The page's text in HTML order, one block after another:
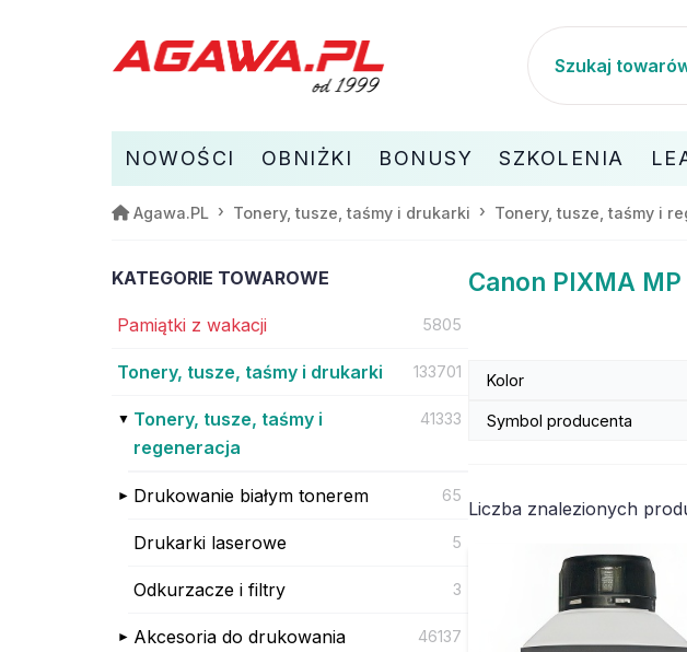
NOWOŚCI OBNIŻKI BONUSY SZKOLENIA
Agawa.PL Tonery, tusze, taśmy i drukarki Tonery, tusze, taśmy i
KATEGORIE TOWAROWE
Pamiątki z wakacji 5805
Tonery, tusze, taśmy i drukarki 133701
Tonery, tusze, taśmy i
regeneracja
41333
Drukowanie białym tonerem 65
Drukarki laserowe 5
Odkurzacze i filtry 3
Akcesoria do drukowania
46137
Canon PIXMA MP
Liczba znalezionych